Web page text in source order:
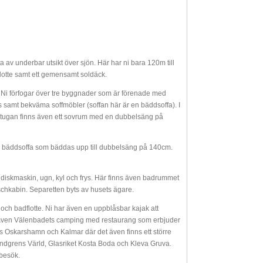
av underbar utsikt över sjön. Här har ni bara 120m till
samt ett gemensamt soldäck.
förfogar över tre byggnader som är förenade med
bekväma soffmöbler (soffan här är en bäddsoffa). I
finns även ett sovrum med en dubbelsäng på
som bäddas upp till dubbelsäng på 140cm.
ugn, kyl och frys. Här finns även badrummet
Separetten byts av husets ägare.
badflotte. Ni har även en uppblåsbar kajak att
Välenbadets camping med restaurang som erbjuder
och Kalmar där det även finns ett större
Värld, Glasriket Kosta Boda och Kleva Gruva.